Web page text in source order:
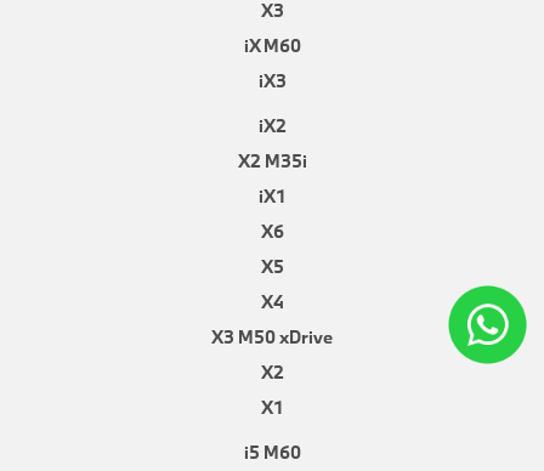
X7
X3
iX M60
iX2
X2 M35i
iX1
X6
X5
X4
X3 M50 xDrive
X2